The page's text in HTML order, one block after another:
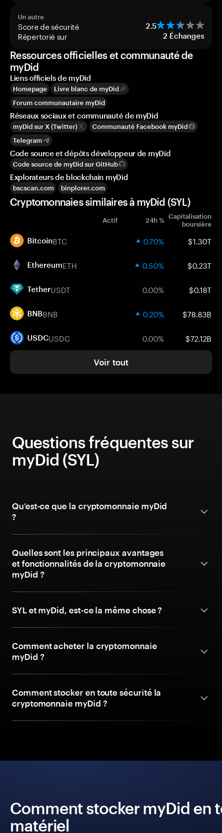
Un autre
Score de sécurité 2.5
Répertorié sur 2 Échanges
Ressources officielles et communauté de
myDid
Liens officiels de myDid
Homepage
Livre blanc de myDid
Forum communautaire myDid
Réseaux sociaux et communauté de myDid
myDid sur X (Twitter)
Communauté Facebook myDid
Telegram
Code source et dépôts développeur de myDid
Code source de myDid sur GitHub
Explorateurs de blockchain myDid
bscscan.com binplorer.com
Cryptomonnaies similaires à myDid (SYL)
Actif 24h % Capitalisation
boursière
BitcoinBTC 0.70% $1.30T
EthereumETH 0.50% $0.23T
TetherUSDT 0.00% $0.18T
BNBBNB 0.20% $78.83B
USDCUSDC 0.00% $72.12B
Voir tout
Questions fréquentes sur
myDid (SYL)
Qu’est-ce que la cryptomonnaie myDid
?
Quelles sont les principaux avantages
et fonctionnalités de la cryptomonnaie
myDid ?
SYL et myDid, est-ce la même chose ?
Comment acheter la cryptomonnaie
myDid ?
Comment stocker en toute sécurité la
cryptomonnaie myDid ?
Comment stocker myDid en
matériel